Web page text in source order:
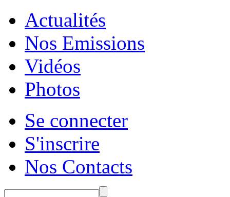
Actualités
Nos Emissions
Vidéos
Photos
Se connecter
S'inscrire
Nos Contacts